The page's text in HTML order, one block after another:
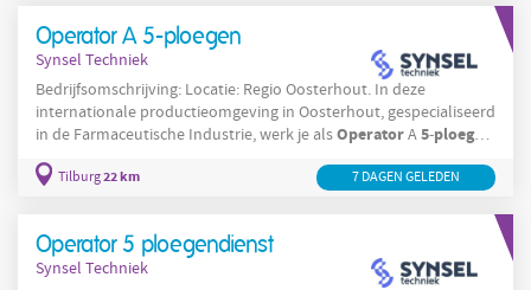
Operator A 5-ploegen
Synsel Techniek
Bedrijfsomschrijving: Locatie: Regio Oosterhout. In deze
internationale productieomgeving in Oosterhout, gespecialiseerd
in de Farmaceutische Industrie, werk je alsOperatorA5-ploegen
aan de
werkt in een steriele omgeving waar je verantwoordelijk bent
Tilburg22 km 7 DAGEN GELEDEN
Operator 5 ploegendienst
Synsel Techniek